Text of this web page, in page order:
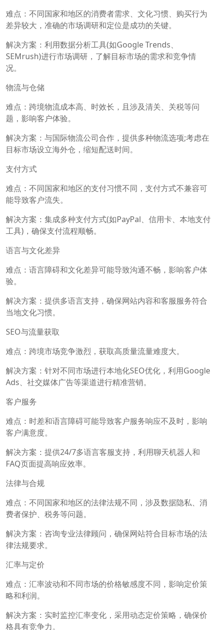
难点：不同国家和地区的消费者需求、文化习惯、购买行为
差异较大，准确的市场调研和定位是成功的关键。
解决方案：利用数据分析工具(如Google Trends、
SEMrush)进行市场调研，了解目标市场的需求和竞争情
况。
物流与仓储
难点：跨境物流成本高、时效长，且涉及清关、关税等问
题，影响客户体验。
解决方案：与国际物流公司合作，提供多种物流选项;考虑在
目标市场设立海外仓，缩短配送时间。
支付方式
难点：不同国家和地区的支付习惯不同，支付方式不兼容可
能导致客户流失。
解决方案：集成多种支付方式(如PayPal、信用卡、本地支付
工具)，确保支付流程顺畅。
语言与文化差异
难点：语言障碍和文化差异可能导致沟通不畅，影响客户体
验。
解决方案：提供多语言支持，确保网站内容和客服服务符合
当地文化习惯。
SEO与流量获取
难点：跨境市场竞争激烈，获取高质量流量难度大。
解决方案：针对不同市场进行本地化SEO优化，利用Google
Ads、社交媒体广告等渠道进行精准营销。
客户服务
难点：时差和语言障碍可能导致客户服务响应不及时，影响
客户满意度。
解决方案：提供24/7多语言客服支持，利用聊天机器人和
FAQ页面提高响应效率。
法律与合规
难点：不同国家和地区的法律法规不同，涉及数据隐私、消
费者保护、税务等问题。
解决方案：咨询专业法律顾问，确保网站符合目标市场的法
律法规要求。
汇率与定价
难点：汇率波动和不同市场的价格敏感度不同，影响定价策
略和利润。
解决方案：实时监控汇率变化，采用动态定价策略，确保价
格具有竞争力。